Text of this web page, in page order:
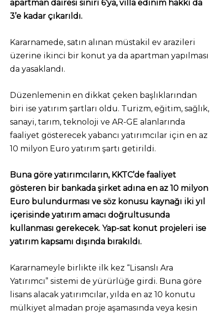
apartman dairesi sınırı 6’ya, villa edinim hakkı da
3’e kadar çıkarıldı.
Kararnamede, satın alınan müstakil ev arazileri
üzerine ikinci bir konut ya da apartman yapılması
da yasaklandı.
Düzenlemenin en dikkat çeken başlıklarından
biri ise yatırım şartları oldu. Turizm, eğitim, sağlık,
sanayi, tarım, teknoloji ve AR-GE alanlarında
faaliyet gösterecek yabancı yatırımcılar için en az
10 milyon Euro yatırım şartı getirildi.
Buna göre yatırımcıların, KKTC’de faaliyet
gösteren bir bankada şirket adına en az 10 milyon
Euro bulundurması ve söz konusu kaynağı iki yıl
içerisinde yatırım amacı doğrultusunda
kullanması gerekecek. Yap-sat konut projeleri ise
yatırım kapsamı dışında bırakıldı.
Kararnameyle birlikte ilk kez “Lisanslı Ara
Yatırımcı” sistemi de yürürlüğe girdi. Buna göre
lisans alacak yatırımcılar, yılda en az 10 konutu
mülkiyet almadan proje aşamasında veya kesin